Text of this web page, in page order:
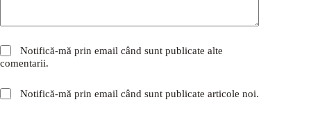
Notifică-mă prin email când sunt publicate alte
comentarii.
Notifică-mă prin email când sunt publicate articole noi.